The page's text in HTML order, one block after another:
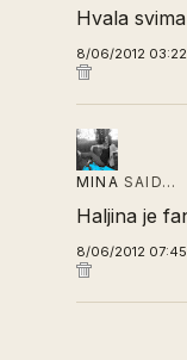
Hvala
8/06/2012
MINA SAID…
Haljina je
8/06/2012